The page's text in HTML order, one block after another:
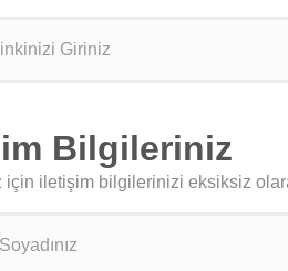
Bilgileriniz
için iletişim bilgilerinizi eksiksiz